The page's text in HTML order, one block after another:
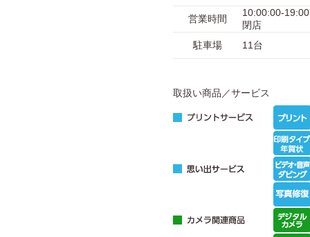
営業時間
10:00:00-
閉店
駐車場
11台
取扱い商品／サービス